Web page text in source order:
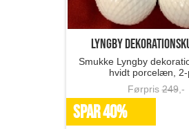
Lyngby
Smukke Lyngby
hvidt porcelæn, 2-
Førpris249,-
SPAR 40%